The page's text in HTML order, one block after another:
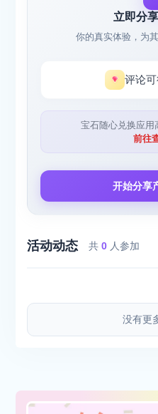
立即分
你的真实体验，为
评论
宝石随心兑换应用
前往
开始分享
活动动态 共0 人参加
没有更